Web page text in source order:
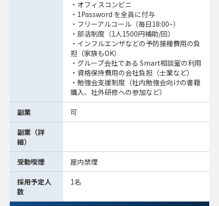
・オフィスコンビニ
・1Password を全員に付与
・フリーアルコール（毎日18:00~）
・部活制度（1人1500円補助/回）
・インフルエンザなどの予防接種費用の負
担（家族もOK）
・グループ会社である Smart相談室の利用
・資格保持費用の会社負担（士業など）
・勉強会支援制度（社内勉強会向けの書籍
購入、社外研修への参加など）
副業 可
副業（詳
細）
受動喫煙 屋内禁煙
採用予定人
数
1名